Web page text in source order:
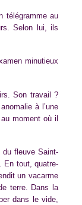
télégramme au
Selon lui, ils
minutieux
Son travail ?
à l’une
moment où il
du fleuve Saint-
En tout, quatre-
un vacarme
terre. Dans la
dans le vide,